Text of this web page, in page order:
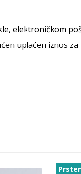
elektroničkom
uplaćen iznos